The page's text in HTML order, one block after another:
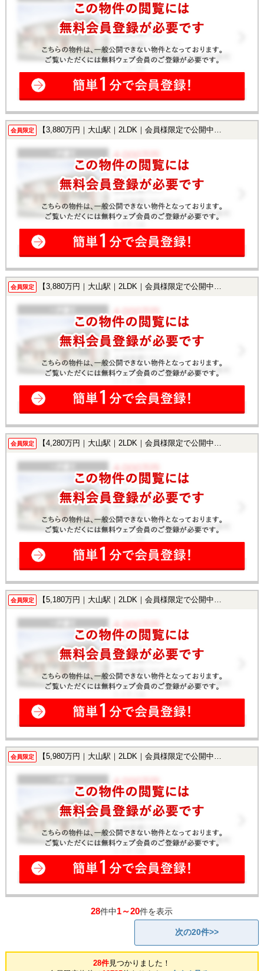
会員限定 【3,880万円｜大山駅｜2LDK｜会員様限定で公開中！】
会員限定 【3,880万円｜大山駅｜2LDK｜会員様限定で公開中！】
会員限定 【4,280万円｜大山駅｜2LDK｜会員様限定で公開中！】
会員限定 【5,180万円｜大山駅｜2LDK｜会員様限定で公開中！】
会員限定 【5,980万円｜大山駅｜2LDK｜会員様限定で公開中！】
28件中1～20件を表示
次の20件>>
28件見つかりました！